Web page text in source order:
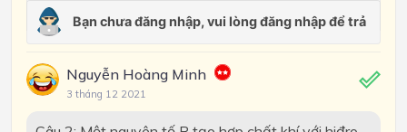
Nguyễn Hoàng Minh
3 tháng 12 2021